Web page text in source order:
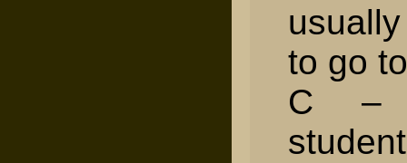
to go to
C –